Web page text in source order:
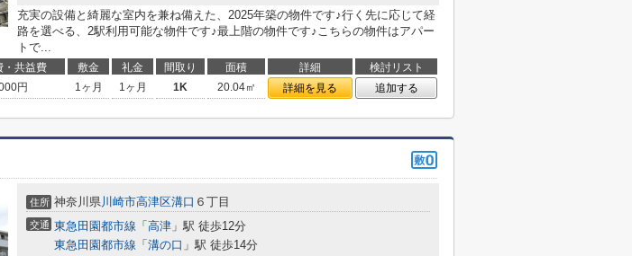
充実の設備と綺麗な室内を兼ね備えた、2025年築の物件です♪行く先に応じて経
路を選べる、2駅利用可能な物件です♪最上階の物件です♪こちらの物件はアパー
トで...
・共益費 敷金 礼金 間取り 面積 詳細
検討リスト
円 1ヶ月 1ヶ月 1K 20.04㎡ 詳細を見る 追加する
住所 神奈川県川崎市高津区溝口 ６丁目
交通 東急田園都市線 「 高津 」駅 徒歩12分
東急田園都市線 「 溝の口 」駅 徒歩14分